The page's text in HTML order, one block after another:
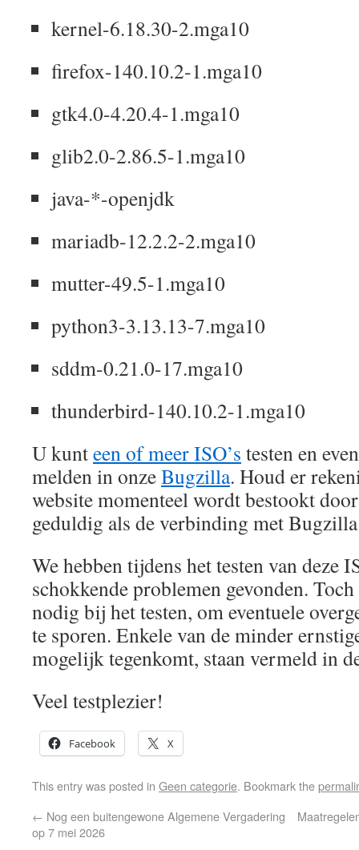
kernel-6.18.30-2.mga10
firefox-140.10.2-1.mga10
gtk4.0-4.20.4-1.mga10
glib2.0-2.86.5-1.mga10
java-*-openjdk
mariadb-12.2.2-2.mga10
mutter-49.5-1.mga10
python3-3.13.13-7.mga10
sddm-0.21.0-17.mga10
thunderbird-140.10.2-1.mga10
U kunteen of meer ISO’s testen en
melden in onzeBugzilla. Houd er
website momenteel wordt bestookt
geduldig als de verbinding met
We hebben tijdens het testen van deze
schokkende problemen gevonden.
nodig bij het testen, om eventuele
te sporen. Enkele van de minder
mogelijk tegenkomt, staan ​​vermeld in
Veel testplezier!
Facebook X
This entry was posted in Geen categorie. Bookmark the
← Nog een buitengewone Algemene Vergadering
op 7 mei 2026